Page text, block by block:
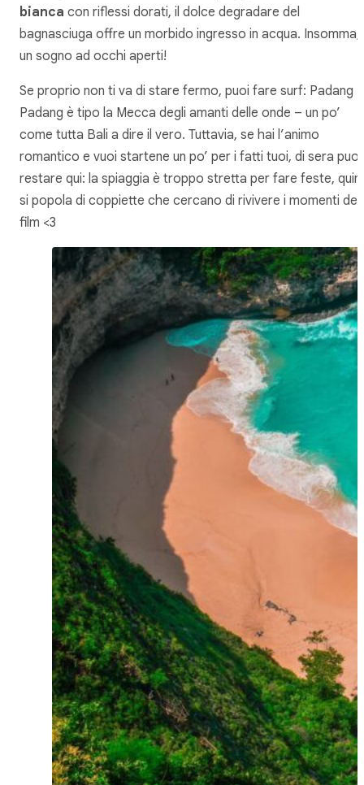
bianca con riflessi dorati, il dolce degradare del
bagnasciuga offre un morbido ingresso in acqua. Insomma,
un sogno ad occhi aperti!
Se proprio non ti va di stare fermo, puoi fare surf: Padang
Padang è tipo la Mecca degli amanti delle onde – un po’
come tutta Bali a dire il vero. Tuttavia, se hai l’animo
romantico e vuoi startene un po’ per i fatti tuoi, di sera puoi
restare qui: la spiaggia è troppo stretta per fare feste,
si popola di coppiette che cercano di rivivere i momenti del
film <3